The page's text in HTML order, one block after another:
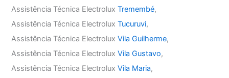
Assistência Técnica ElectroluxTremembé,
Assistência Técnica ElectroluxTucuruvi,
Assistência Técnica ElectroluxVila Guilherme,
Assistência Técnica ElectroluxVila Gustavo,
Assistência Técnica ElectroluxVila Maria,